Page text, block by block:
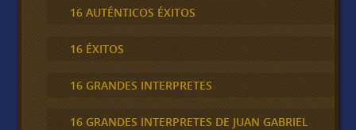
16 AUTÉNTICOS ÉXITOS
16 ÉXITOS
16 GRANDES INTERPRETES
16 GRANDES INTERPRETES DE JUAN GABRIEL